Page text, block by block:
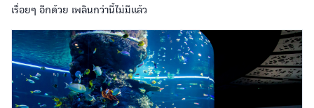
เรื่อยๆ อีกด้วย เพลินกว่านี้ไม่มีแล้ว